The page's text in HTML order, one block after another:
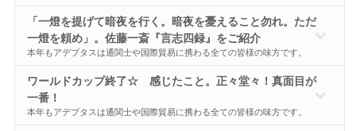
「一燈を提げて暗夜を行く。暗夜を憂えること勿れ。ただ
一燈を頼め」。佐藤一斎『言志四録』をご紹介
本年もアデプタスは通関士や国際貿易に携わる全ての皆様の味方です。
ワールドカップ終了☆ 感じたこと。正々堂々！真面目が
一番！
本年もアデプタスは通関士や国際貿易に携わる全ての皆様の味方です。